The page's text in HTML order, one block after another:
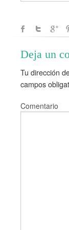
Deja un
Tu dirección
campos
Comentario